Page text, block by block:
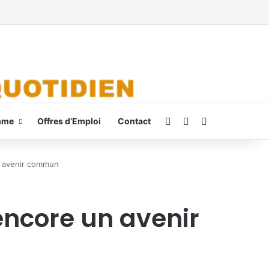
Offres d’Emploi Contact ConnexionSwitch skin
commun
un avenir